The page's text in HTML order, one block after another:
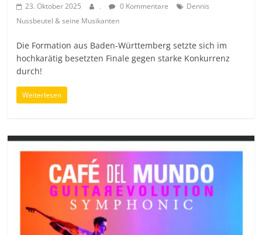
23. Oktober 2025 . 0 Kommentare
Dennis
Nussbeutel & seine Musikanten
Die Formation aus Baden-Württemberg setzte sich im
hochkarätig besetzten Finale gegen starke Konkurrenz
durch!
Weiterlesen